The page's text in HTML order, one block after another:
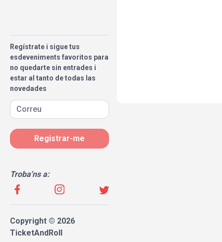
Regístrate i sigue tus
esdeveniments favoritos para
no quedarte sin entrades i
estar al tanto de todas las
novedades
Registrar-me
Troba'ns a:
Copyright © 2026
TicketAndRoll